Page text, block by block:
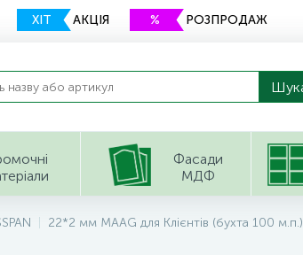
ХІТ АКЦІЯ % РОЗПРОДАЖ
Фасади
МДФ
22*2 мм МААG для Клієнтів (бухта 100 м.п.)